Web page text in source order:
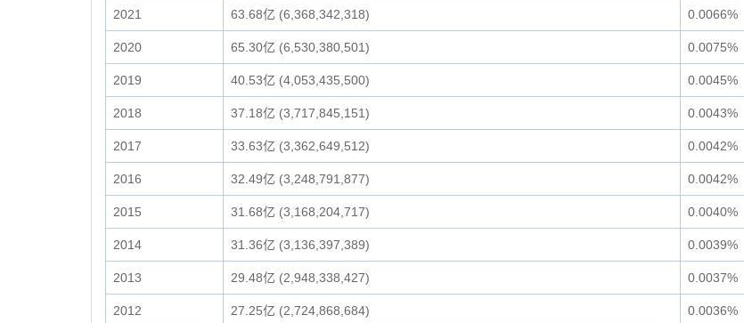
2021 63.68亿 (6,368,342,318) 0.0066%
2020 65.30亿 (6,530,380,501) 0.0075%
2019 40.53亿 (4,053,435,500) 0.0045%
2018 37.18亿 (3,717,845,151) 0.0043%
2017 33.63亿 (3,362,649,512) 0.0042%
2016 32.49亿 (3,248,791,877) 0.0042%
2015 31.68亿 (3,168,204,717) 0.0040%
2014 31.36亿 (3,136,397,389) 0.0039%
2013 29.48亿 (2,948,338,427) 0.0037%
2012 27.25亿 (2,724,868,684) 0.0036%